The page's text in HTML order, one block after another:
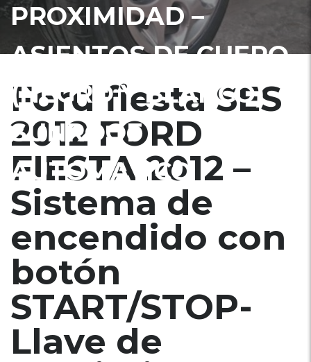
PROXIMIDAD –
ASIENTOS DE CUERO
(NEGRO Y BLANCO) –
SUNROOF
AUTOMATICO
Ford fiesta SES
2012 FORD
FIESTA 2012 –
Sistema de
encendido con
botón
START/STOP-
Llave de